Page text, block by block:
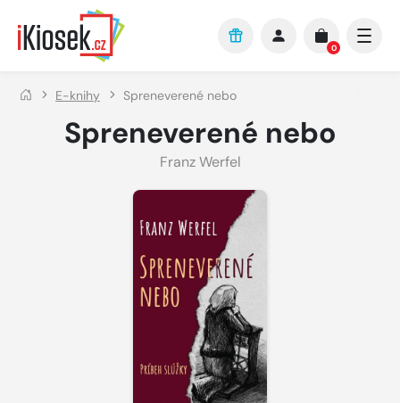
Přejít na hlavní obsah
0
E-knihy Spreneverené nebo
Spreneverené nebo
Franz Werfel